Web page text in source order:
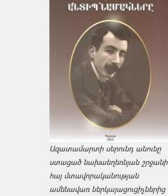
Ազատամարտի սերունդ անունը
ստացած նախաեղեռնյան շրջանի
հայ մտավորականության
ամենավառ ներկայացուցիչներից